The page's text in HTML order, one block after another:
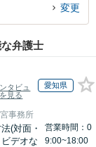
変更
弁護士
タビュ
見る
愛知県
事務所
(対面・
デオな
営業時間：0
9:00~18:00